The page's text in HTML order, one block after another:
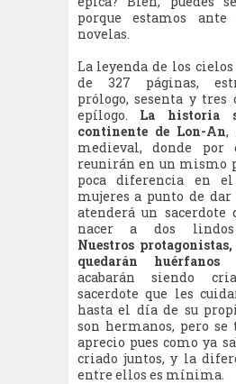
porque estamos
novelas.
La leyenda de los
de 327 páginas,
prólogo, sesenta y tres
epílogo. La historia
continente de Lon-An,
medieval, donde por
reunirán en un mismo
poca diferencia en
mujeres a punto de
atenderá un sacerdote
nacer a dos lindos
Nuestros
quedarán
acabarán siendo
sacerdote que les
hasta el día de su
son hermanos, pero
aprecio pues como ya
criado juntos, y la
entre ellos es mínima.